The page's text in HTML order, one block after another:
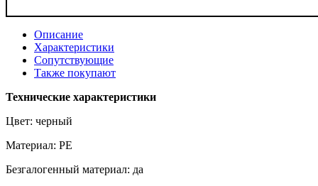
Описание
Характеристики
Сопутствующие
Также покупают
Технические характеристики
Цвет: черный
Материал: PE
Безгалогенный материал: да